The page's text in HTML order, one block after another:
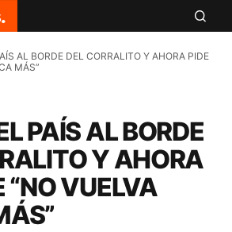
AL BORDE DEL CORRALITO Y AHORA PIDE
MÁS”
PAÍS AL BORDE
Y AHORA
“NO VUELVA